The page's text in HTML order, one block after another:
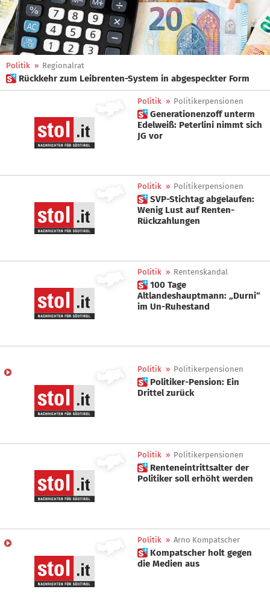
Politik » Regionalrat
 Rückkehr zum Leibrenten-System in abgespeckter Form
Politik » Politikerpensionen
 Generationenzoff unterm
Edelweiß: Peterlini nimmt sich
JG vor
Politik » Politikerpensionen
 SVP-Stichtag abgelaufen:
Wenig Lust auf Renten-
Rückzahlungen
Politik » Rentenskandal
 100 Tage
Altlandeshauptmann: „Durni“
im Un-Ruhestand
Politik » Politikerpensionen
 Politiker-Pension: Ein
Drittel zurück
Politik » Politikerpensionen
 Renteneintrittsalter der
Politiker soll erhöht werden
Politik » Arno Kompatscher
 Kompatscher holt gegen
die Medien aus